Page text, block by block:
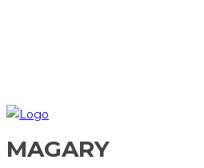
MAGARY